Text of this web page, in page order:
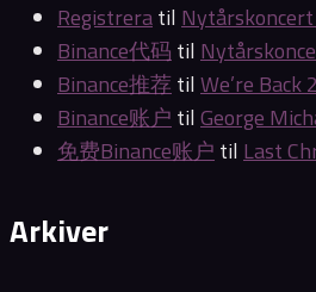
Registreratil
Binance代码 til
Binance推荐 tilWe’re Back
Binance账户 tilGeorge
免费Binance账户 til Last
Arkiver